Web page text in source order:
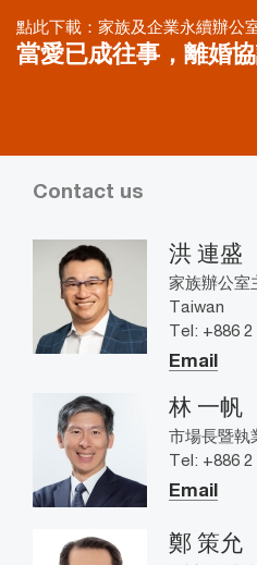
點此下載：家族及企業永續辦公
當愛已成往事，離婚
Contact us
洪 連盛
家族辦公室
Taiwan
Tel: +886 2
Email
林 一帆
市場長暨執
Tel: +886 2
Email
鄭 策允